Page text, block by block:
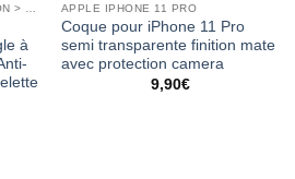
à
APPLE IPHONE 11 PRO
Coque pour iPhone 11 Pro
semi transparente finition mate
avec protection camera
9,90€